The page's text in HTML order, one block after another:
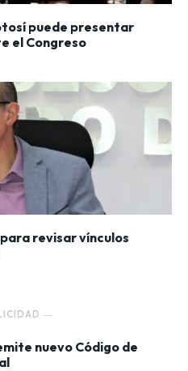
puede presentar
el Congreso
revisar vínculos
―
nuevo Código de